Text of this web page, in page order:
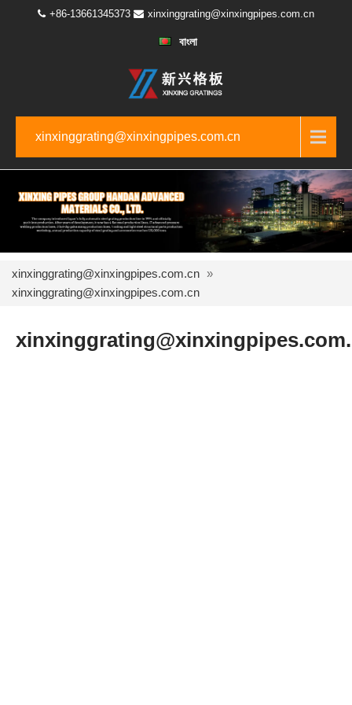
+86-13661345373 xinxinggrating@xinxingpipes.com.cn
বাংলা
xinxinggrating@xinxingpipes.com.cn
xinxinggrating@xinxingpipes.com.cn »
xinxinggrating@xinxingpipes.com.cn